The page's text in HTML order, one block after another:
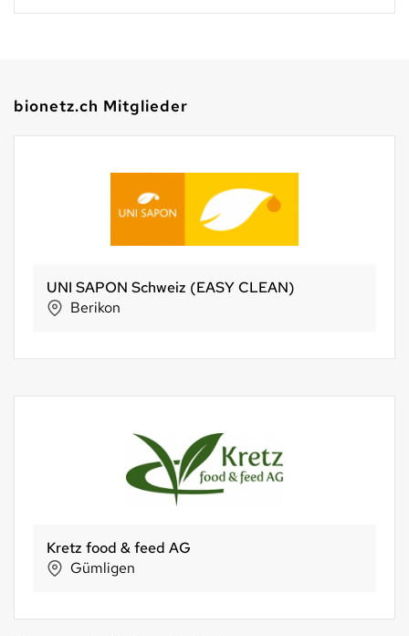
bionetz.ch Mitglieder
Biotta AG
Tägerwilen
Mahler & Co. AG
Niederlenz